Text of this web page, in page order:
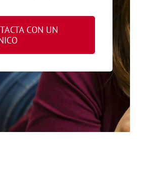
CON UN